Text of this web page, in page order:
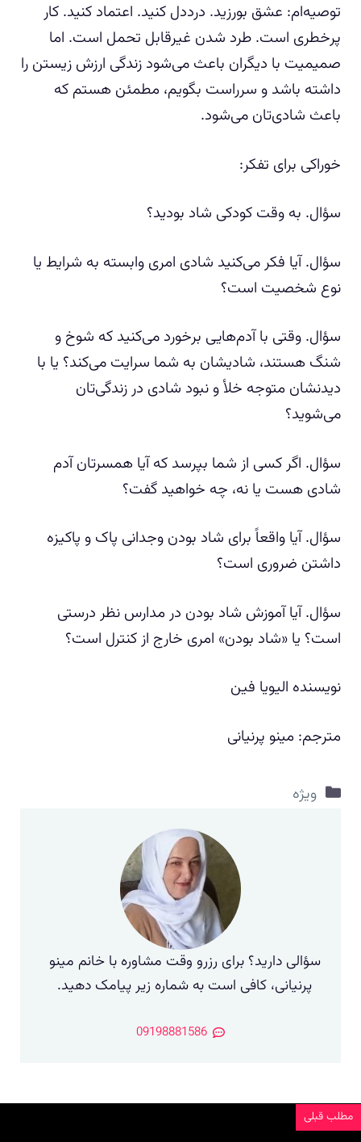
توصیه‌ام: عشق بورزید. درددل کنید. اعتماد کنید. کار
پرخطری است. طرد شدن غیرقابل تحمل است. اما
صمیمیت با دیگران باعث می‌شود زندگی ارزش زیستن را
داشته باشد و سرراست بگویم، مطمئن هستم که
باعث شادی‌تان می‌شود.
خوراکی برای تفکر:
سؤال. به وقت کودکی شاد بودید؟
سؤال. آیا فکر می‌کنید شادی امری وابسته به شرایط یا
نوع شخصیت است؟
سؤال. وقتی با آدم‌هایی برخورد می‌کنید که شوخ و
شنگ هستند، شادیشان به شما سرایت می‌کند؟ یا با
دیدنشان متوجه خلأ و نبود شادی در زندگی‌تان
می‌شوید؟
سؤال. اگر کسی از شما بپرسد که آیا همسرتان آدم
شادی هست یا نه، چه خواهید گفت؟
سؤال. آیا واقعاً برای شاد بودن وجدانی پاک و پاکیزه
داشتن ضروری است؟
سؤال. آیا آموزش شاد بودن در مدارس نظر درستی
است؟ یا «شاد بودن» امری خارج از کنترل است؟
نویسنده الیویا فین
مترجم: مینو پرنیانی
دسته‌ها
ویژه
سؤالی دارید؟ برای رزرو وقت مشاوره با خانم مینو
پرنیانی، کافی است به شماره زیر پیامک دهید.
09198881586
مطلب قبلی